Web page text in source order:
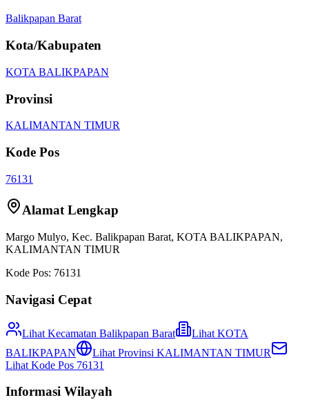
Balikpapan Barat
Kota/Kabupaten
KOTA BALIKPAPAN
Provinsi
KALIMANTAN TIMUR
Kode Pos
76131
Alamat Lengkap
Margo Mulyo, Kec. Balikpapan Barat, KOTA BALIKPAPAN,
KALIMANTAN TIMUR
Kode Pos: 76131
Navigasi Cepat
Lihat Kecamatan Balikpapan Barat Lihat KOTA
BALIKPAPAN
Lihat Provinsi KALIMANTAN TIMUR
Lihat Kode Pos 76131
Informasi Wilayah